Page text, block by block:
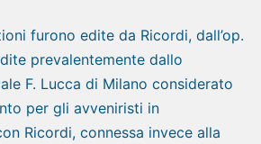
furono edite da Ricordi, dall’op.
prevalentemente dallo
F. Lucca di Milano considerato
per gli avveniristi in
Ricordi, connessa invece alla